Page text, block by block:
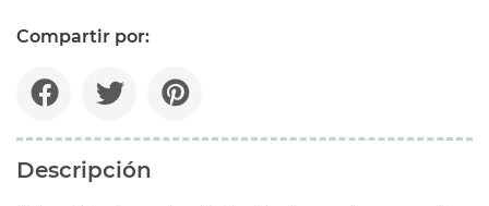
Compartir por:
Descripción